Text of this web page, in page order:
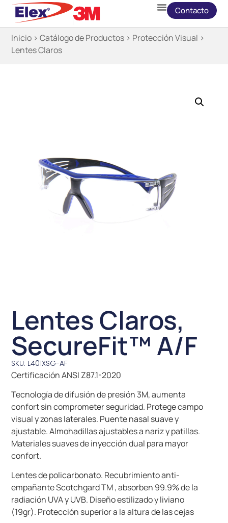
Contacto
Inicio >Catálogo de Productos > Protección Visual >
Lentes Claros
Lentes Claros,
SecureFit™ A/F
SKU: L401XSG-AF
Certificación ANSI Z87.1-2020
Tecnología de difusión de presión 3M, aumenta
confort sin comprometer seguridad. Protege campo
visual y zonas laterales. Puente nasal suave y
ajustable. Almohadillas ajustables a nariz y patillas.
Materiales suaves de inyección dual para mayor
confort.
Lentes de policarbonato. Recubrimiento anti-
empañante Scotchgard TM , absorben 99.9% de la
radiación UVA y UVB. Diseño estilizado y liviano
(19gr). Protección superior a la altura de las cejas